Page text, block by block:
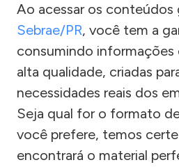
Ao acessar os
Sebrae/PR, você tem a
consumindo informações
alta qualidade, criadas
necessidades reais dos
Seja qual for o formato
você prefere, temos
encontrará o material